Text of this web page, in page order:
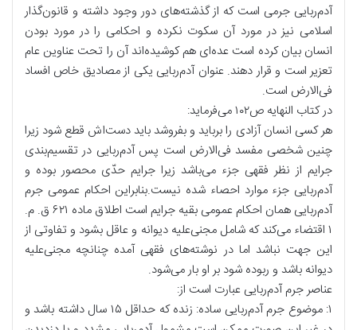
آدم‌ربایی جرمی است که از گذشته‌های دور وجود داشته و قانون‌گذار
اسلامی نیز در مورد آن سکوت نکرده و احکامی را در مورد بودن
انسان بیان کرده است عده‌ای هم کوشیده‌اند آن را تحت عناوین عام
تعزیر است و قرار دهند. عنوان آدم‌ربایی یکی از مصادیق خاص افساد
فی‌الارض است.
در کتاب النهایه ص۱۰۲ می‌فرماید:
هر کسی انسان آزادی را برباید و بفروشد باید دست‌اش قطع شود زیرا
چنین شخصی مفسد فی‌الارض است پس آدم‌ربایی در تقسیم‌بندی
جرایم از نظر فقهی جزء می‌باشد زیرا جرایم حدّی محصور بوده و
آدم‌ربایی جزء موارد احصاء شده نیست.بنابراین احکام عمومی جرم
آدم‌ربایی همان احکام عمومی بقیه جرایم است اطلاق ماده ۶۲۱ ق. م.
۱ اقتضاء می‌کند که شامل مجنی‌علیه دیوانه و عاقل بشود و تفاوتی از
این جهت نباشد اما در نوشته‌های فقهی آمده چنانچه مجنی‌علیه
دیوانه باشد و ربوده شود بر او بار می‌شود.
عناصر جرم آدم‌ربایی عبارت است از:
۱: موضوع جرم آدم‌ربایی ساده: زنده که حداقل ۱۵ سال داشته باشد و